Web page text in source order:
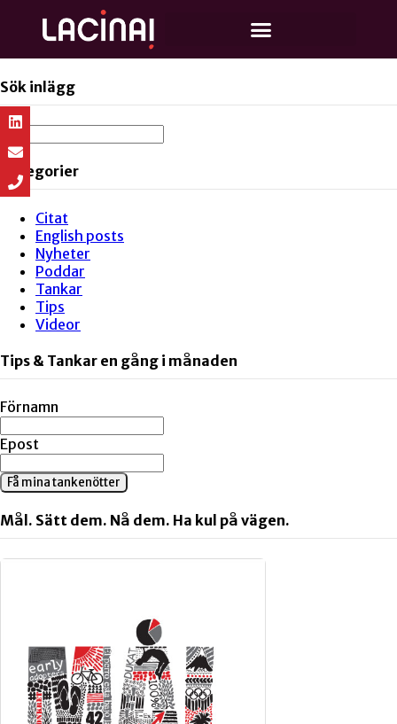
Sök inlägg
Kategorier
Citat
English posts
Nyheter
Poddar
Tankar
Tips
Videor
Tips & Tankar en gång i månaden
Förnamn
Epost
Få mina tankenötter
Mål. Sätt dem. Nå dem. Ha kul på vägen.